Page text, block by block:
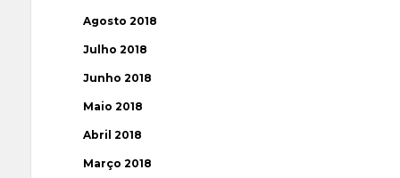
Agosto 2018
Julho 2018
Junho 2018
Maio 2018
Abril 2018
Março 2018